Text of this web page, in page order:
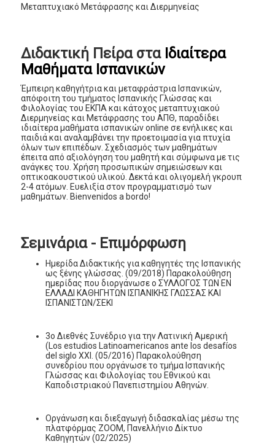
Μεταπτυχιακό Μετάφρασης και Διερμηνείας
Διδακτική Πείρα στα Ιδιαίτερα
Μαθήματα Ισπανικών
Έμπειρη καθηγήτρια και μεταφράστρια Ισπανικών,
απόφοιτη του τμήματος Ισπανικής Γλώσσας και
Φιλολογίας του ΕΚΠΑ και κάτοχος μεταπτυχιακού
Διερμηνείας και Μετάφρασης του ΑΠΘ, παραδίδει
ιδιαίτερα μαθήματα ισπανικών online σε ενήλικες και
παιδιά και αναλαμβάνει την προετοιμασία για πτυχία
όλων των επιπέδων. Σχεδιασμός των μαθημάτων
έπειτα από αξιολόγηση του μαθητή και σύμφωνα με τις
ανάγκες του. Χρήση προσωπικών σημειώσεων και
οπτικοακουστικού υλικού. Δεκτά και ολιγομελή γκρουπ
2-4 ατόμων. Ευελιξία στον προγραμματισμό των
μαθημάτων. Bienvenidos a bordo!
Σεμινάρια - Επιμόρφωση
Ημερίδα Διδακτικής για καθηγητές της Ισπανικής
ως ξένης γλώσσας. (09/2018) Παρακολούθηση
ημερίδας που διοργάνωσε ο ΣΥΛΛΟΓΟΣ ΤΩΝ ΕΝ
ΕΛΛΑΔΙ ΚΑΘΗΓΗΤΩΝ ΙΣΠΑΝΙΚΗΣ ΓΛΩΣΣΑΣ ΚΑΙ
ΙΣΠΑΝΙΣΤΩΝ/ΣΕΚΙ
3ο Διεθνές Συνέδριο για την Λατινική Αμερική
(Los estudios Latinoamericanos ante los desafíos
del siglo XXI. (05/2016) Παρακολούθηση
συνεδρίου που οργάνωσε το τμήμα Ισπανικής
Γλώσσας και Φιλολογίας του Εθνικού και
Καποδιστριακού Πανεπιστημίου Αθηνών.
Οργάνωση και διεξαγωγή διδασκαλίας μέσω της
πλατφόρμας ZOOM, Πανελλήνιο Δίκτυο
Καθηγητών (02/2025)